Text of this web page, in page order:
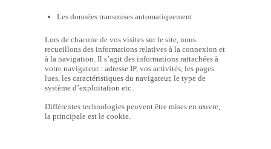
Les données transmises automatiquement
Lors de chacune de vos visites sur le site, nous
recueillons des informations relatives à la connexion et
à la navigation. Il s’agit des informations rattachées à
votre navigateur : adresse IP, vos activités, les pages
lues, les caractéristiques du navigateur, le type de
système d’exploitation etc.
Différentes technologies peuvent être mises en œuvre,
la principale est le cookie.